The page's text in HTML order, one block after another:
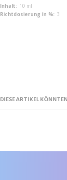
Informationen
10 ml
3
DIESE ARTIKEL